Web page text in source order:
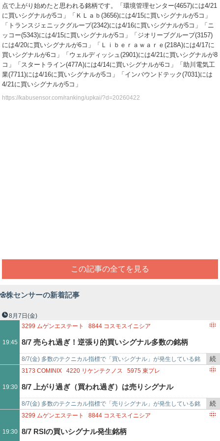
点で上がり始めたと思われる銘柄です。「環境管理センター(4657)には4/21
に買いシグナルが5コ」「ＫＬａｂ(3656)には4/15に買いシグナルが5コ」
「トランスジェニックグループ(2342)には4/16に買いシグナルが5コ」「ニ
ッコー(5343)には4/15に買いシグナルが5コ」「ジオリーブグループ(3157)
には4/20に買いシグナルが6コ」「Ｌｉｂｅｒａｗａｒｅ(218A)には4/17に
買いシグナルが6コ」「ウェルディッシュ(2901)には4/21に買いシグナルが8
コ」「スタートライン(477A)には4/14に買いシグナルが6コ」「助川電気工
業(7711)には4/16に買いシグナルが5コ」「インバウンドテック(7031)には
4/21に買いシグナルが5コ」
https://kabusensor.com/ranking/upkai/?d=20260422
この記事の全てを見る
株センサーの新着記事
8月7日 (金)
19:45
3299 ムゲンエステート 8844 コスモスイニシア
バルニバービ 4310ドリームインキュベータ
8115 ムーンバット 2440 ぐるなび 4976
東洋ドライルーブ
5644メタルアート 6085アーキテクツ・スタジオ・ジャパン
8/7 売られ過ぎ！逆張り的買いシグナル多数の銘柄
8/7(金) 多数のテクニカル指標で「買いシグナル」が発生している銘
柄！「ムゲンエステート(3299)に買いシグナル 8コ」「コスモスイニ
続
き
事
で
19:30
3173 COMINIX 4220 リケンテクノス 5975 東プレ
ユニソルホールディングス
ソーダニッカ
オカモト 3422J－MAX 3826
システムインテグレータ
4234サンエー化研
8/7 上がり過ぎ（買われ過ぎ）は売りシグナル
8/7(金) 多数のテクニカル指標で「売りシグナル」が発生している銘
柄！「Ｃｏｍｉｎｉｘ(3173)に売りシグナル 9コ」「リケンテクノス
続
き
19:30
3299 ムゲンエステート 8844 コスモスイニシア
バルニバービ 4310
ドリームインキュベータ
ムーンバット 5644
メタルアート
8/7 RSIの買いシグナル発生銘柄